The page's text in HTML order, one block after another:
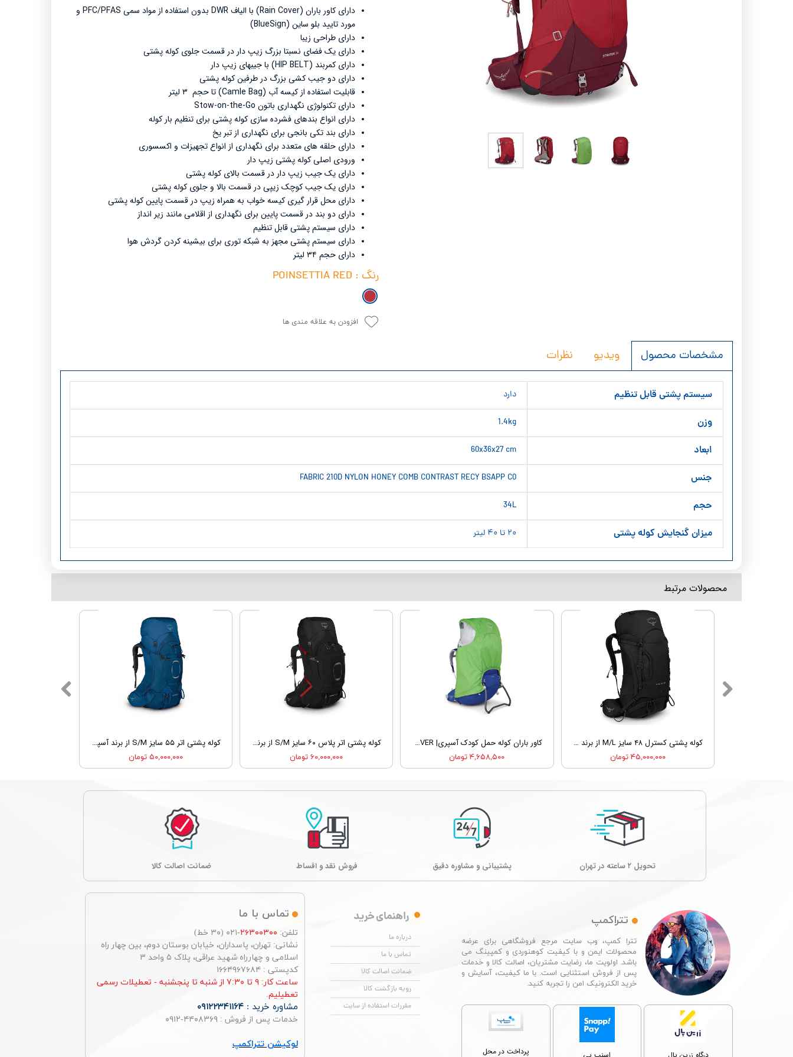
لدرمن - Leatherman نشنال جئوگرافیک - National Geographic
شیائومی نکستول- Xiaomi Nextool
لکی - Leki ترموس - Thermos
کانتیگو- Contigo کلمبیا - Columbia
دارای کاور باران (Rain Cover) با الیاف DWR بدون استفاده از مواد سمی PFC/PFAS و
مورد تایید بلو ساین (BlueSign)
دارای طراحی زیبا
دارای یک فضای نسبتا بزرگ زیپ دار در قسمت جلوی کوله پشتی
دارای کمربند (HIP BELT) با جیبهای زیپ دار
دارای دو جیب کشی بزرگ در طرفین کوله پشتی
قابلیت استفاده از کیسه آب (Camle Bag) تا حجم ۳ لیتر
دارای تکنولوژی نگهداری باتون Stow-on-the-Go
دارای انواع بندهای فشرده سازی کوله پشتی برای تنظیم بار کوله
دارای بند تکی بانجی برای نگهداری از تبر یخ
دارای حلقه های متعدد برای نگهداری از انواع تجهیزات و اکسسوری
ورودی اصلی کوله پشتی زیپ دار
دارای یک جیب زیپ دار در قسمت بالای کوله پشتی
دارای یک جیب کوچک زیپی در قسمت بالا و جلوی کوله پشتی
دارای محل قرار گیری کیسه خواب به همراه زیپ در قسمت پایین کوله پشتی
دارای دو بند در قسمت پایین برای نگهداری از اقلامی مانند زیر انداز
دارای سیستم پشتی قابل تنظیم
دارای سیستم پشتی مجهز به شبکه توری برای بیشینه کردن گردش هوا
دارای حجم ۳۴ لیتر
رنگ : POINSETTIA RED
افزودن به علاقه مندی ها
مشخصات محصول ویدیو نظرات
سیستم پشتی قابل تنظیم دارد
وزن 1.4kg
ابعاد 60x36x27 cm
جنس FABRIC 210D NYLON HONEY COMB CONTRAST RECY BSAPP C0
حجم 34L
میزان گنجایش کوله پشتی ۲۰ تا ۴۰ لیتر
​محصولات مرتبط
کوله پشتی اتر ۵۵ سایز S/M از برند آسپری | OSPREY AETHER 55 S/M
۵۰,۰۰۰,۰۰۰ تومان
کوله پشتی اتر پلاس ۶۰ سایز S/M از برند آسپری | OSPREY AETHER PLUS 60 S/M
۶۰,۰۰۰,۰۰۰ تومان
کاور باران کوله حمل کودک آسپری| OSPREY POCO CHILD CARRIER RAINCOVER
۴,۶۵۸,۵۰۰ تومان
کوله پشتی کسترل ۴۸ سایز M/L از برند آسپری | OSPREY KESTREL 48 M/L
۴۵,۰۰۰,۰۰۰ تومان
راهنمای خرید
درباره ما
تماس با ما
ضمانت اصالت کالا
رویه بازگشت کالا
مقررات استفاده از سایت
پرداخت در محل
تترا کمپ، وب سایت مرجع فروشگاهی برای عرضه
محصولات ایمن و با کیفیت کوهنوردی و کمپینگ می
باشد. اولویت ما، رضایت مشتریان، اصالت کالا و خدمات
پس از فروش استثنایی است. با ما کیفیت، آسایش و
خرید الکترونیک امن را تجربه کنید.​​​​​​​
تتراکمپ
تحویل ۲ ساعته در تهران پشتیبانی و مشاوره دقیق فروش نقد و اقساط ﺿﻤﺎﻧﺖ اصالت کالا
تماس با ما
تلفن: ۲۶۳۰۰۳۰۰-۰۲۱ (۳۰ خط)
نشانی: تهران، پاسداران، خیابان بوستان دوم، بین چهار راه
اسلامی و چهارراه شهید عراقی، پلاک ۵ واحد ۳
کدپستی : ۱۶۶۴۹۶۷۶۸۴
ساعت کار: ۹ تا ۷:۳۰ از شنبه تا پنجشنبه - تعطیلات رسمی
تعطیلیم.
مشاوره خرید :۰۹۱۲۲۳۴۱۱۶۴
خدمات پس از فروش : ۴۴۰۸۳۶۹-۰۹۱۲
لوکیشن تتراکمپ